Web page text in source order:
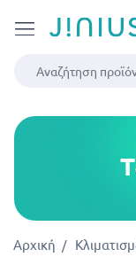
Αρχική